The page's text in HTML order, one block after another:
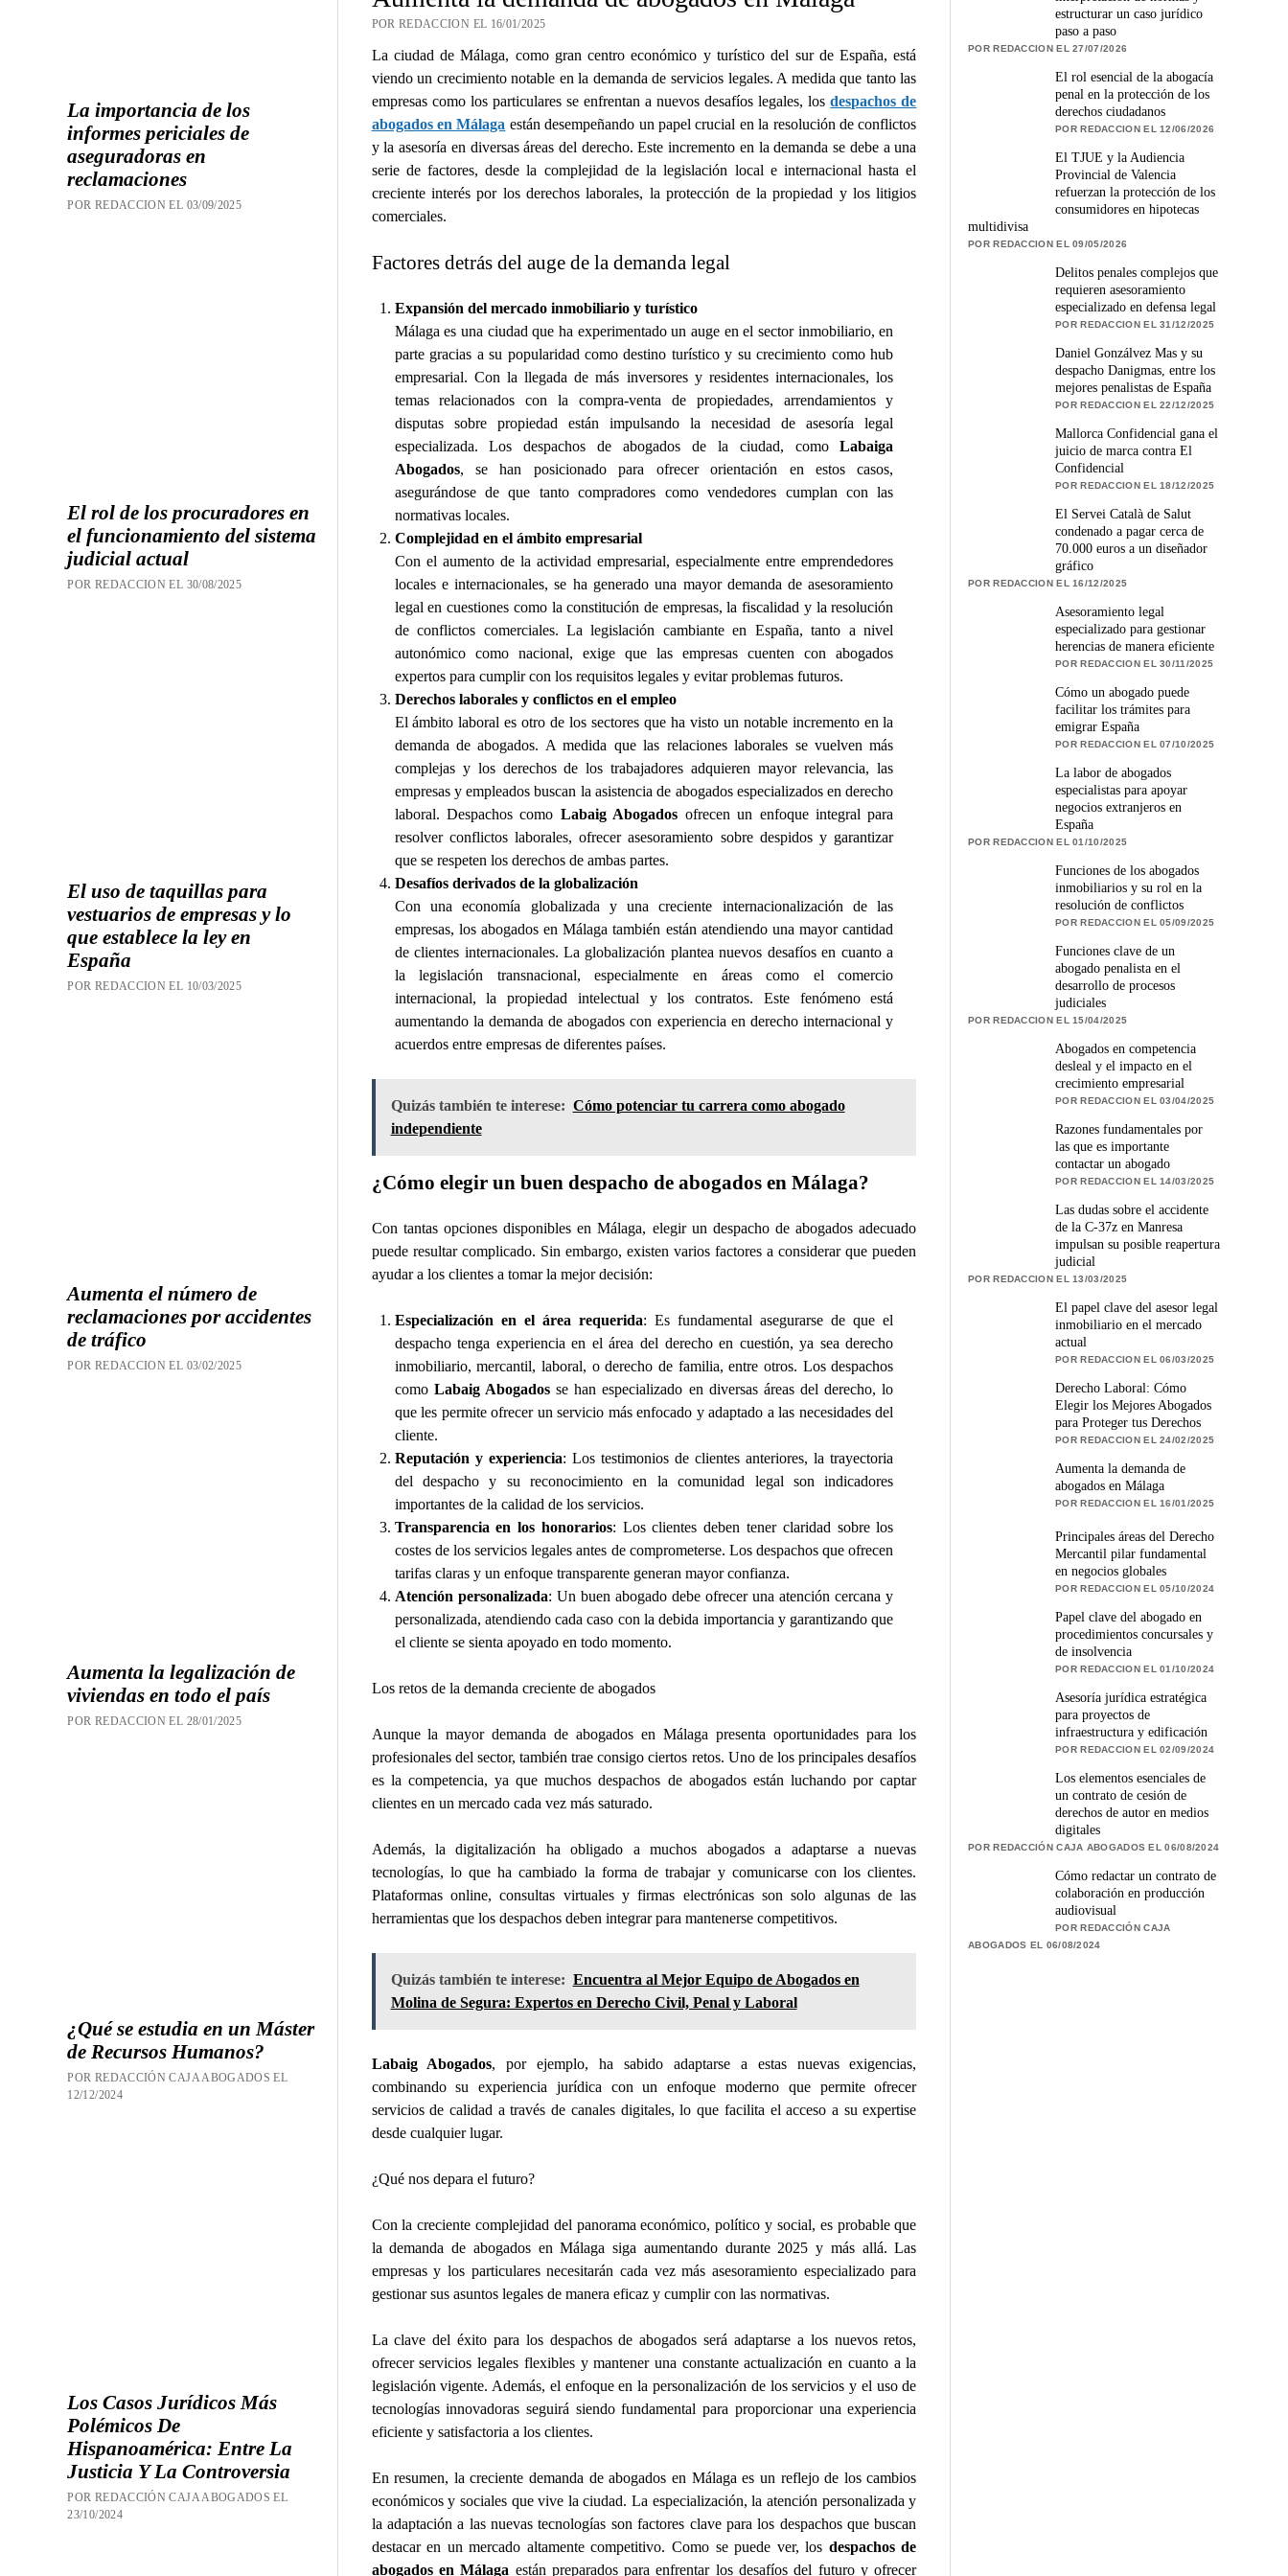
La importancia de los
informes periciales de
aseguradoras en
reclamaciones
POR REDACCION EL 03/09/2025
El rol de los procuradores en
el funcionamiento del sistema
judicial actual
POR REDACCION EL 30/08/2025
El uso de taquillas para
vestuarios de empresas y lo
que establece la ley en
España
POR REDACCION EL 10/03/2025
Aumenta el número de
reclamaciones por accidentes
de tráfico
POR REDACCION EL 03/02/2025
Aumenta la legalización de
viviendas en todo el país
POR REDACCION EL 28/01/2025
¿Qué se estudia en un Máster
de Recursos Humanos?
POR REDACCIÓN CAJA ABOGADOS EL
12/12/2024
Los Casos Jurídicos Más
Polémicos De
Hispanoamérica: Entre La
Justicia Y La Controversia
POR REDACCIÓN CAJA ABOGADOS EL
23/10/2024
POR REDACCION EL 16/01/2025
La ciudad de Málaga, como gran centro económico y turístico del sur de España, está
viendo un crecimiento notable en la demanda de servicios legales. A medida que tanto las
empresas como los particulares se enfrentan a nuevos desafíos legales, losdespachos de
abogados en Málaga están desempeñando un papel crucial en la resolución de conflictos
y la asesoría en diversas áreas del derecho. Este incremento en la demanda se debe a una
serie de factores, desde la complejidad de la legislación local e internacional hasta el
creciente interés por los derechos laborales, la protección de la propiedad y los litigios
comerciales.
Factores detrás del auge de la demanda legal
Expansión del mercado inmobiliario y turístico
Málaga es una ciudad que ha experimentado un auge en el sector inmobiliario, en
parte gracias a su popularidad como destino turístico y su crecimiento como hub
empresarial. Con la llegada de más inversores y residentes internacionales, los
temas relacionados con la compra-venta de propiedades, arrendamientos y
disputas sobre propiedad están impulsando la necesidad de asesoría legal
especializada. Los despachos de abogados de la ciudad, comoLabaiga
Abogados, se han posicionado para ofrecer orientación en estos casos,
asegurándose de que tanto compradores como vendedores cumplan con las
normativas locales.
Complejidad en el ámbito empresarial
Con el aumento de la actividad empresarial, especialmente entre emprendedores
locales e internacionales, se ha generado una mayor demanda de asesoramiento
legal en cuestiones como la constitución de empresas, la fiscalidad y la resolución
de conflictos comerciales. La legislación cambiante en España, tanto a nivel
autonómico como nacional, exige que las empresas cuenten con abogados
expertos para cumplir con los requisitos legales y evitar problemas futuros.
Derechos laborales y conflictos en el empleo
El ámbito laboral es otro de los sectores que ha visto un notable incremento en la
demanda de abogados. A medida que las relaciones laborales se vuelven más
complejas y los derechos de los trabajadores adquieren mayor relevancia, las
empresas y empleados buscan la asistencia de abogados especializados en derecho
laboral. Despachos como Labaig Abogados ofrecen un enfoque integral para
resolver conflictos laborales, ofrecer asesoramiento sobre despidos y garantizar
que se respeten los derechos de ambas partes.
Desafíos derivados de la globalización
Con una economía globalizada y una creciente internacionalización de las
empresas, los abogados en Málaga también están atendiendo una mayor cantidad
de clientes internacionales. La globalización plantea nuevos desafíos en cuanto a
la legislación transnacional, especialmente en áreas como el comercio
internacional, la propiedad intelectual y los contratos. Este fenómeno está
aumentando la demanda de abogados con experiencia en derecho internacional y
acuerdos entre empresas de diferentes países.
Quizás también te interese: Cómo potenciar tu carrera como abogado
independiente
¿Cómo elegir un buen despacho de abogados en Málaga?
Con tantas opciones disponibles en Málaga, elegir un despacho de abogados adecuado
puede resultar complicado. Sin embargo, existen varios factores a considerar que pueden
ayudar a los clientes a tomar la mejor decisión:
Especialización en el área requerida: Es fundamental asegurarse de que el
despacho tenga experiencia en el área del derecho en cuestión, ya sea derecho
inmobiliario, mercantil, laboral, o derecho de familia, entre otros. Los despachos
como Labaig Abogadosse han especializado en diversas áreas del derecho, lo
que les permite ofrecer un servicio más enfocado y adaptado a las necesidades del
cliente.
Reputación y experiencia: Los testimonios de clientes anteriores, la trayectoria
del despacho y su reconocimiento en la comunidad legal son indicadores
importantes de la calidad de los servicios.
Transparencia en los honorarios: Los clientes deben tener claridad sobre los
costes de los servicios legales antes de comprometerse. Los despachos que ofrecen
tarifas claras y un enfoque transparente generan mayor confianza.
Atención personalizada: Un buen abogado debe ofrecer una atención cercana y
personalizada, atendiendo cada caso con la debida importancia y garantizando que
el cliente se sienta apoyado en todo momento.
Los retos de la demanda creciente de abogados
Aunque la mayor demanda de abogados en Málaga presenta oportunidades para los
profesionales del sector, también trae consigo ciertos retos. Uno de los principales desafíos
es la competencia, ya que muchos despachos de abogados están luchando por captar
clientes en un mercado cada vez más saturado.
Además, la digitalización ha obligado a muchos abogados a adaptarse a nuevas
tecnologías, lo que ha cambiado la forma de trabajar y comunicarse con los clientes.
Plataformas online, consultas virtuales y firmas electrónicas son solo algunas de las
herramientas que los despachos deben integrar para mantenerse competitivos.
Quizás también te interese: Encuentra al Mejor Equipo de Abogados en
Molina de Segura: Expertos en Derecho Civil, Penal y Laboral
Labaig Abogados, por ejemplo, ha sabido adaptarse a estas nuevas exigencias,
combinando su experiencia jurídica con un enfoque moderno que permite ofrecer
servicios de calidad a través de canales digitales, lo que facilita el acceso a su expertise
desde cualquier lugar.
¿Qué nos depara el futuro?
Con la creciente complejidad del panorama económico, político y social, es probable que
la demanda de abogados en Málaga siga aumentando durante 2025 y más allá. Las
empresas y los particulares necesitarán cada vez más asesoramiento especializado para
gestionar sus asuntos legales de manera eficaz y cumplir con las normativas.
La clave del éxito para los despachos de abogados será adaptarse a los nuevos retos,
ofrecer servicios legales flexibles y mantener una constante actualización en cuanto a la
legislación vigente. Además, el enfoque en la personalización de los servicios y el uso de
tecnologías innovadoras seguirá siendo fundamental para proporcionar una experiencia
eficiente y satisfactoria a los clientes.
En resumen, la creciente demanda de abogados en Málaga es un reflejo de los cambios
económicos y sociales que vive la ciudad. La especialización, la atención personalizada y
la adaptación a las nuevas tecnologías son factores clave para los despachos que buscan
destacar en un mercado altamente competitivo. Como se puede ver, los despachos de
abogados en Málaga están preparados para enfrentar los desafíos del futuro y ofrecer
estructurar un caso jurídico
paso a paso
POR REDACCION EL 27/07/2026
El rol esencial de la abogacía
penal en la protección de los
derechos ciudadanos
POR REDACCION EL 12/06/2026
El TJUE y la Audiencia
Provincial de Valencia
refuerzan la protección de los
consumidores en hipotecas
multidivisa
POR REDACCION EL 09/05/2026
Delitos penales complejos que
requieren asesoramiento
especializado en defensa legal
POR REDACCION EL 31/12/2025
Daniel Gonzálvez Mas y su
despacho Danigmas, entre los
mejores penalistas de España
POR REDACCION EL 22/12/2025
Mallorca Confidencial gana el
juicio de marca contra El
Confidencial
POR REDACCION EL 18/12/2025
El Servei Català de Salut
condenado a pagar cerca de
70.000 euros a un diseñador
gráfico
POR REDACCION EL 16/12/2025
Asesoramiento legal
especializado para gestionar
herencias de manera eficiente
POR REDACCION EL 30/11/2025
Cómo un abogado puede
facilitar los trámites para
emigrar España
POR REDACCION EL 07/10/2025
La labor de abogados
especialistas para apoyar
negocios extranjeros en
España
POR REDACCION EL 01/10/2025
Funciones de los abogados
inmobiliarios y su rol en la
resolución de conflictos
POR REDACCION EL 05/09/2025
Funciones clave de un
abogado penalista en el
desarrollo de procesos
judiciales
POR REDACCION EL 15/04/2025
Abogados en competencia
desleal y el impacto en el
crecimiento empresarial
POR REDACCION EL 03/04/2025
Razones fundamentales por
las que es importante
contactar un abogado
POR REDACCION EL 14/03/2025
Las dudas sobre el accidente
de la C-37z en Manresa
impulsan su posible reapertura
judicial
POR REDACCION EL 13/03/2025
El papel clave del asesor legal
inmobiliario en el mercado
actual
POR REDACCION EL 06/03/2025
Derecho Laboral: Cómo
Elegir los Mejores Abogados
para Proteger tus Derechos
POR REDACCION EL 24/02/2025
Aumenta la demanda de
abogados en Málaga
POR REDACCION EL 16/01/2025
Principales áreas del Derecho
Mercantil pilar fundamental
en negocios globales
POR REDACCION EL 05/10/2024
Papel clave del abogado en
procedimientos concursales y
de insolvencia
POR REDACCION EL 01/10/2024
Asesoría jurídica estratégica
para proyectos de
infraestructura y edificación
POR REDACCION EL 02/09/2024
Los elementos esenciales de
un contrato de cesión de
derechos de autor en medios
digitales
POR REDACCIÓN CAJA ABOGADOS EL 06/08/2024
Cómo redactar un contrato de
colaboración en producción
audiovisual
POR REDACCIÓN CAJA
ABOGADOS EL 06/08/2024